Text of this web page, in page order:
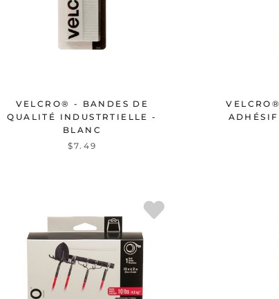
VELCRO® - BANDES DE
QUALITÉ INDUSTRTIELLE -
BLANC
$7.49